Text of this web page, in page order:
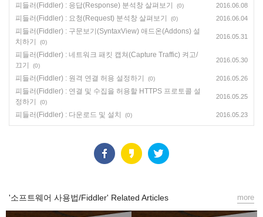
피들러(Fiddler) : 응답(Response) 분석창 살펴보기 (0) 2016.06.08
피들러(Fiddler) : 요청(Request) 분석창 살펴보기 (0) 2016.06.04
피들러(Fiddler) : 구문보기(SyntaxView) 애드온(Addons) 설
치하기
(0)
2016.05.31
피들러(Fiddler) : 네트워크 패킷 캡쳐(Capture Traffic) 켜고/
끄기
(0)
2016.05.30
피들러(Fiddler) : 원격 연결 허용 설정하기 (0) 2016.05.26
피들러(Fiddler) : 연결 및 수집을 허용할 HTTPS 프로토콜 설
정하기
(0)
2016.05.25
피들러(Fiddler) : 다운로드 및 설치 (0) 2016.05.23
'소프트웨어 사용법/Fiddler' Related Articles more